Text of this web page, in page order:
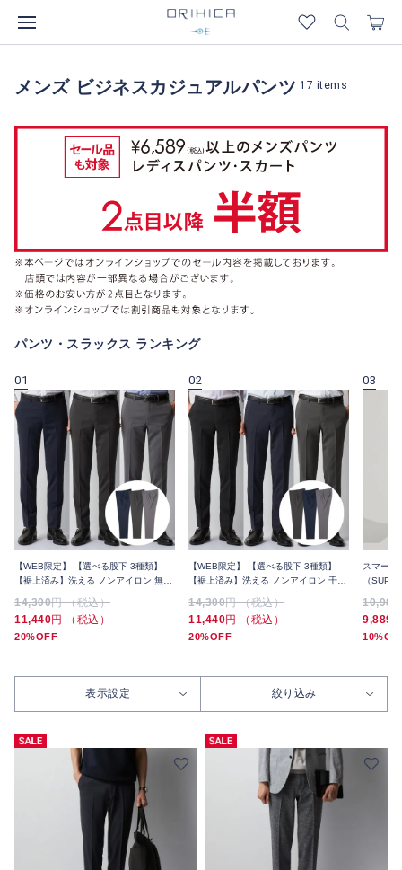
メンズ ビジネスカジュアルパンツ 17 items
パンツ・スラックス ランキング
01
【WEB限定】 【選べる股下 3種類】
【裾上済み】洗える ノンアイロン 無地
14,300円 （税込）
11,440円 （税込）
20%OFF
02
【WEB限定】 【選べる股下 3種類】
【裾上済み】洗える ノンアイロン 千鳥
14,300円 （税込）
11,440円 （税込）
20%OFF
03
スマート
（
10,989
9,889
表示設定 絞り込み